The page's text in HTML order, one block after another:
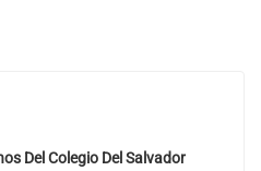
Del Colegio Del Salvador